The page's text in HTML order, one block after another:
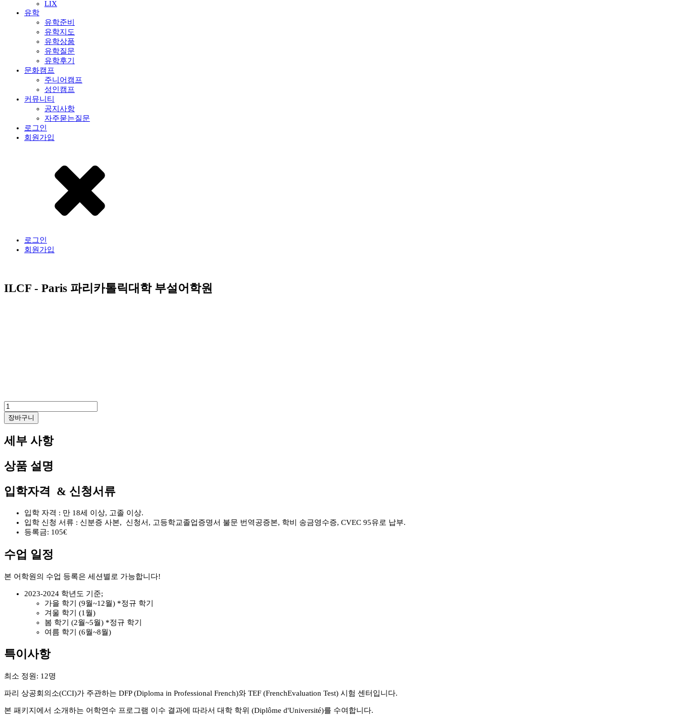
LIX
유학
유학준비
유학지도
유학상품
유학질문
유학후기
문화캠프
주니어캠프
성인캠프
커뮤니티
공지사항
자주묻는질문
로그인
회원가입
로그인
회원가입
ILCF - Paris 파리카톨릭대학 부설어학원
ILCF
-
Paris
리
톨
릭
학
부
량
장바구니
세부 사항
상품 설명
입학자격 & 신청서류
입학 자격 : 만 18세 이상, 고졸 이상.
입학 신청 서류 : 신분증 사본, 신청서, 고등학교졸업증명서 불문 번역공증본, 학비 송금영수증, CVEC 95유로 납부.
등록금: 105€
수업 일정
본 어학원의 수업 등록은 세션별로 가능합니다!
2023-2024 학년도 기준;
가을 학기 (9월~12월) *정규 학기
겨울 학기 (1월)
봄 학기 (2월~5월) *정규 학기
여름 학기 (6월~8월)
특이사항
최소 정원: 12명
파리 상공회의소(CCI)가 주관하는 DFP (Diploma in Professional French)와 TEF (FrenchEvaluation Test) 시험 센터입니다.
본 패키지에서 소개하는 어학연수 프로그램 이수 결과에 따라서 대학 학위 (Diplôme d'Université)를 수여합니다.